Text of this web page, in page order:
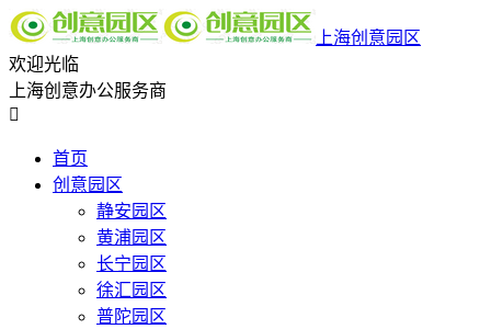
上海创意园区
欢迎光临
上海创意办公服务商

首页
创意园区
静安园区
黄浦园区
长宁园区
徐汇园区
普陀园区